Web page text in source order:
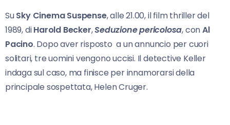
SuSky Cinema Suspense, alle 21.00, il film thriller del
1989, diHarold Becker,Seduzione pericolosa, conAl
Pacino. Dopo aver risposto a un annuncio per cuori
solitari, tre uomini vengono uccisi. Il detective Keller
indaga sul caso, ma finisce per innamorarsi della
principale sospettata, Helen Cruger.